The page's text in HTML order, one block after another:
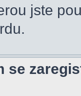
jste
se